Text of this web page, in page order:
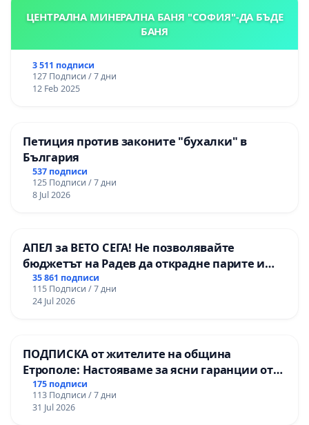
ЦЕНТРАЛНА МИНЕРАЛНА БАНЯ "СОФИЯ"-ДА БЪДЕ
БАНЯ
3 511 подписи
127 Подписи / 7 дни
12 Feb 2025
Петиция против законите "бухалки" в
България
537 подписи
125 Подписи / 7 дни
8 Jul 2026
АПЕЛ за ВЕТО СЕГА! Не позволявайте
бюджетът на Радев да открадне парите и
правата ни в тъмното
35 861 подписи
115 Подписи / 7 дни
24 Jul 2026
ПОДПИСКА от жителите на община
Етрополе: Настояваме за ясни гаранции от
“Елаците-МЕД” АД и от държавата, че ще се
изпълнят всички екологични норми!
175 подписи
113 Подписи / 7 дни
31 Jul 2026